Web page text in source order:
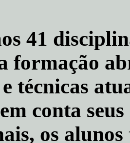
41
formação
técnicas
conta seus
os